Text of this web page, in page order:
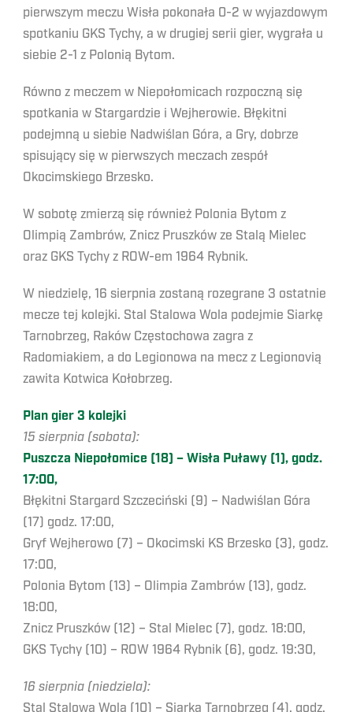
pierwszym meczu Wisła pokonała 0-2 w wyjazdowym
spotkaniu GKS Tychy, a w drugiej serii gier, wygrała u
siebie 2-1 z Polonią Bytom.
Równo z meczem w Niepołomicach rozpoczną się
spotkania w Stargardzie i Wejherowie. Błękitni
podejmną u siebie Nadwiślan Góra, a Gry, dobrze
spisujący się w pierwszych meczach zespół
Okocimskiego Brzesko.
W sobotę zmierzą się również Polonia Bytom z
Olimpią Zambrów, Znicz Pruszków ze Stalą Mielec
oraz GKS Tychy z ROW-em 1964 Rybnik.
W niedzielę, 16 sierpnia zostaną rozegrane 3 ostatnie
mecze tej kolejki. Stal Stalowa Wola podejmie Siarkę
Tarnobrzeg, Raków Częstochowa zagra z
Radomiakiem, a do Legionowa na mecz z Legionovią
zawita Kotwica Kołobrzeg.
Plan gier 3 kolejki
15 sierpnia (sobota):
Puszcza Niepołomice (18) – Wisła Puławy (1), godz.
17:00,
Błękitni Stargard Szczeciński (9) – Nadwiślan Góra
(17) godz. 17:00,
Gryf Wejherowo (7) – Okocimski KS Brzesko (3), godz.
17:00,
Polonia Bytom (13) – Olimpia Zambrów (13), godz.
18:00,
Znicz Pruszków (12) – Stal Mielec (7), godz. 18:00,
GKS Tychy (10) – ROW 1964 Rybnik (6), godz. 19:30,
16 sierpnia (niedziela):
Stal Stalowa Wola (10) – Siarka Tarnobrzeg (4), godz.